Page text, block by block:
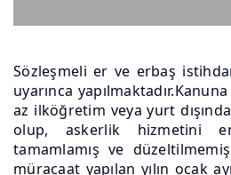
Sözleşmeli er ve erbaş
uyarınca
az ilköğretim veya yurt
olup, askerlik hizmetini
tamamlamış ve
müracaat yapılan yılın ocak